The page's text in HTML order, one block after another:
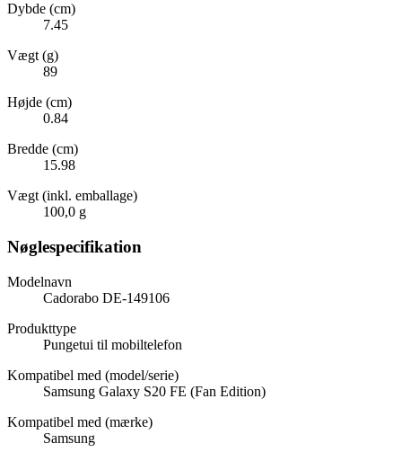
Dybde (cm)
7.45
Vægt (g)
89
Højde (cm)
0.84
Bredde (cm)
15.98
Vægt (inkl. emballage)
100,0 g
Nøglespecifikation
Modelnavn
Cadorabo DE-149106
Produkttype
Pungetui til mobiltelefon
Kompatibel med (model/serie)
Samsung Galaxy S20 FE (Fan Edition)
Kompatibel med (mærke)
Samsung